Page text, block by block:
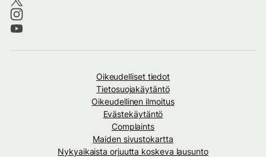
Oikeudelliset tiedot
Tietosuojakäytäntö
Oikeudellinen ilmoitus
Evästekäytäntö
Complaints
Maiden sivustokartta
Nykyaikaista orjuutta koskeva lausunto